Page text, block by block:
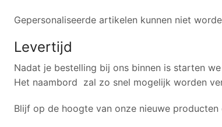
Gepersonaliseerde artikelen kunnen niet
Levertijd
Nadat je bestelling bij ons binnen is starten
Het naambord zal zo snel mogelijk worden
Blijf op de hoogte van onze nieuwe producten